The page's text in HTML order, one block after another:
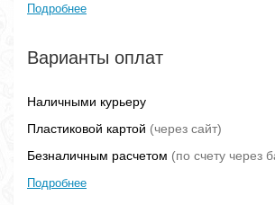
Подробнее
Варианты оплат
Наличными курьеру
Пластиковой картой (через сайт)
Безналичным расчетом (по счету через
Подробнее